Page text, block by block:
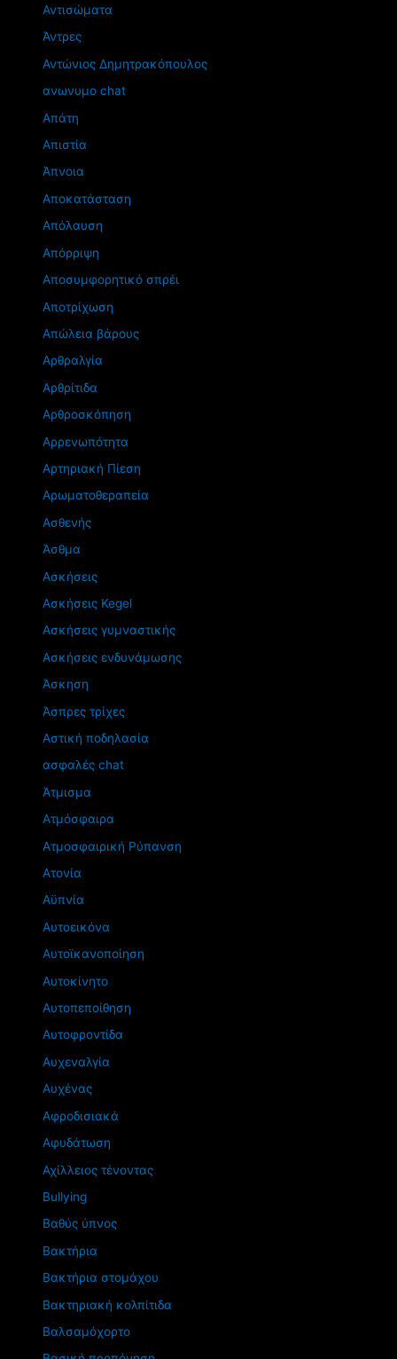
Αντισώματα
Άντρες
Αντώνιος Δημητρακόπουλος
ανωνυμο chat
Απάτη
Απιστία
Άπνοια
Αποκατάσταση
Απόλαυση
Απόρριψη
Αποσυμφορητικό σπρέι
Αποτρίχωση
Απώλεια βάρους
Αρθραλγία
Αρθρίτιδα
Αρθροσκόπηση
Αρρενωπότητα
Αρτηριακή Πίεση
Αρωματοθεραπεία
Ασθενής
Άσθμα
Ασκήσεις
Ασκήσεις Kegel
Ασκήσεις γυμναστικής
Ασκήσεις ενδυνάμωσης
Άσκηση
Άσπρες τρίχες
Αστική ποδηλασία
ασφαλές chat
Άτμισμα
Ατμόσφαιρα
Ατμοσφαιρική Ρύπανση
Ατονία
Αϋπνία
Αυτοεικόνα
Αυτοϊκανοποίηση
Αυτοκίνητο
Αυτοπεποίθηση
Αυτοφροντίδα
Αυχεναλγία
Αυχένας
Αφροδισιακά
Αφυδάτωση
Αχίλλειος τένοντας
Βullying
Βαθύς ύπνος
Βακτήρια
Βακτήρια στομάχου
Βακτηριακή κολπίτιδα
Βαλσαμόχορτο